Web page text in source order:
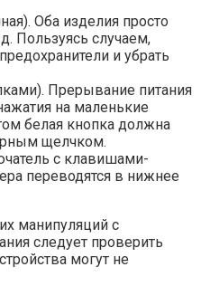
Оба изделия просто
Пользуясь случаем,
и убрать
Прерывание питания
на маленькие
белая кнопка должна
щелчком.
с клавишами-
переводятся в нижнее
манипуляций с
следует проверить
могут не